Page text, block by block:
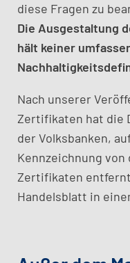
diese Fragen zu
Die Ausgestaltung
hält keiner
Nach unserer
Zertifikaten hat die
der Volksbanken,
Kennzeichnung
Zertifikaten
Handelsblatt in